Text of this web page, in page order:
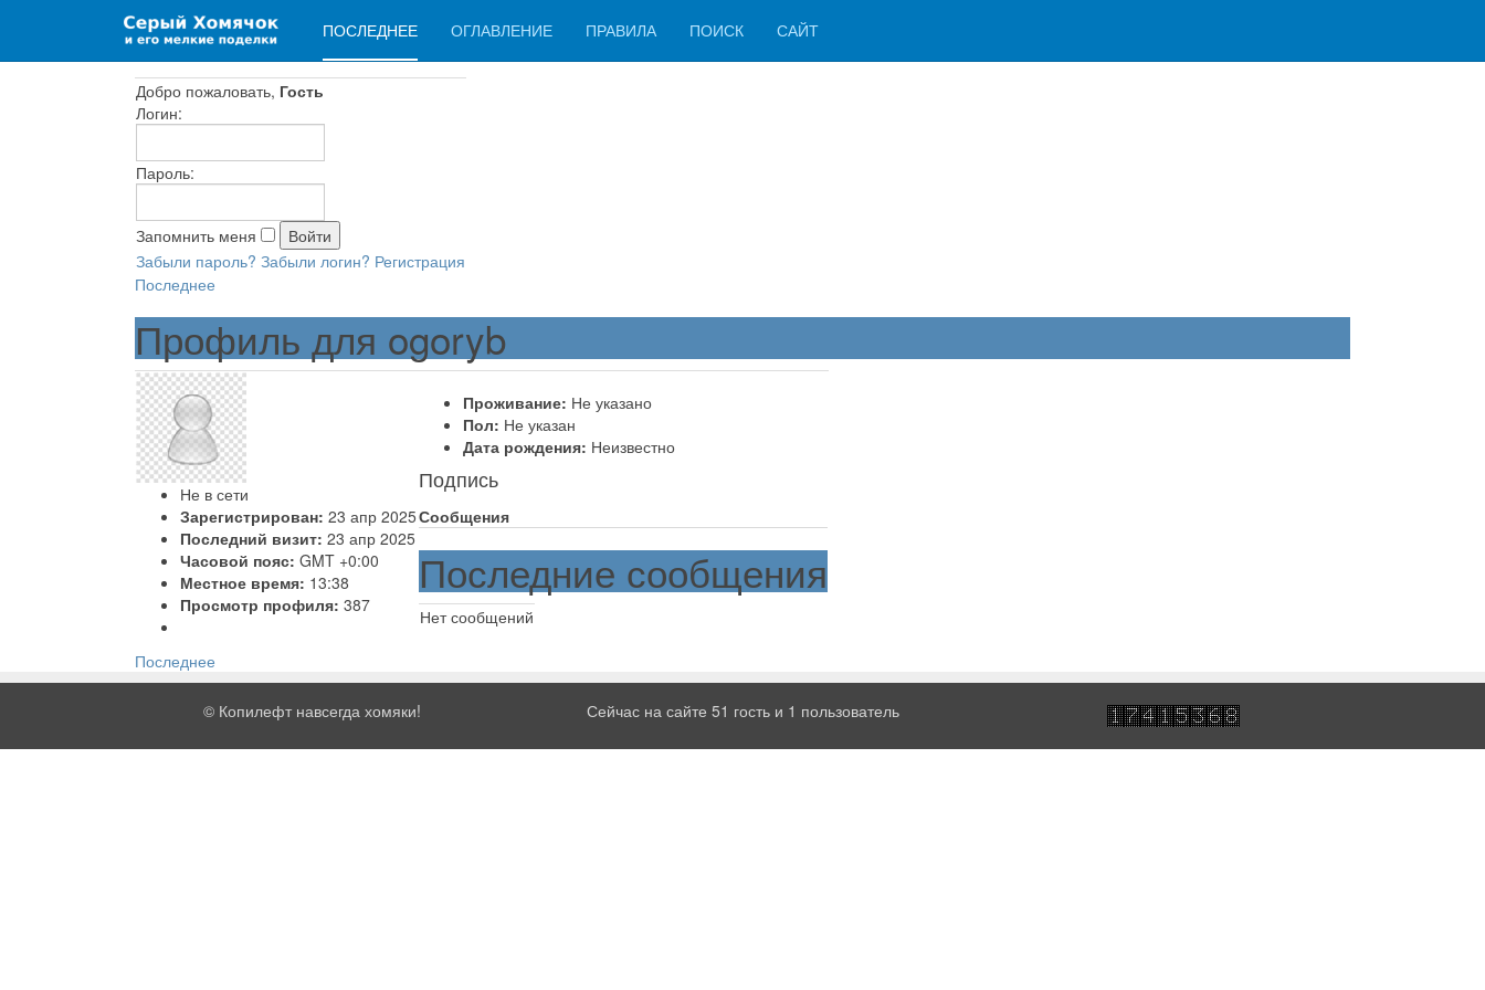
ПОСЛЕДНЕЕ ОГЛАВЛЕНИЕ ПРАВИЛА ПОИСК САЙТ
Добро пожаловать, Гость
Логин:
Пароль:
Запомнить меня
Забыли пароль? Забыли логин? Регистрация
Последнее
Профиль для ogoryb
Не в сети
Зарегистрирован: 23 апр 2025
Последний визит: 23 апр 2025
Часовой пояс: GMT +0:00
Местное время: 13:38
Просмотр профиля: 387
Проживание: Не указано
Пол: Не указан
Дата рождения: Неизвестно
Подпись
Сообщения
Последние сообщения
Нет сообщений
Последнее
© Копилефт навсегда хомяки! Сейчас на сайте 51 гость и 1 пользователь